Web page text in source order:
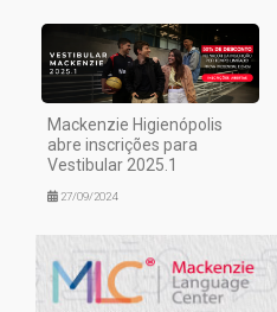
Mackenzie Higienópolis
abre inscrições para
Vestibular 2025.1
27/09/2024